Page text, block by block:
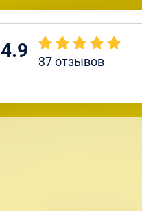
4.9 37отзывов